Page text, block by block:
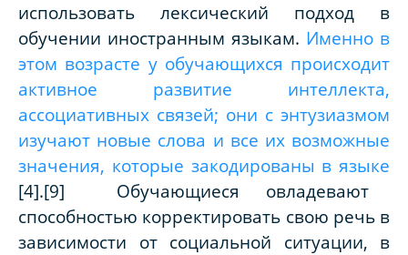
использовать лексический подход в
обучении иностранным языкам. Именно в
этом возрасте у обучающихся происходит
активное развитие интеллекта,
ассоциативных связей; они с энтузиазмом
изучают новые слова и все их возможные
значения, которые закодированы в языке
[4].[9]
Обучающиеся овладевают
способностью корректировать свою речь в
зависимости от социальной ситуации, в